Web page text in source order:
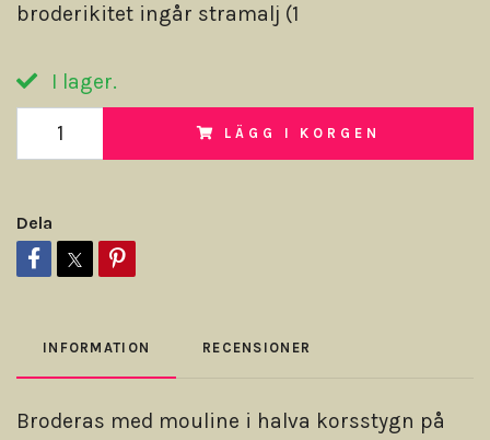
broderikitet ingår stramalj (1
I lager.
LÄGG I KORGEN
Dela
INFORMATION RECENSIONER
Broderas med mouline i halva korsstygn på